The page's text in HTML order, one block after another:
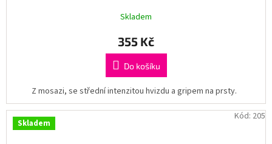
Skladem
355 Kč
Do košíku
Z mosazi, se střední intenzitou hvizdu a gripem na prsty.
Skladem
Kód: 205